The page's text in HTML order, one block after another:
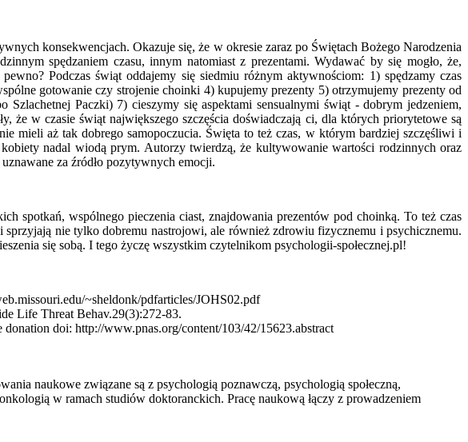
konsekwencjach. Okazuje się, że w okresie zaraz po Świętach Bożego Narodzenia
spędzaniem czasu, innym natomiast z prezentami. Wydawać by się mogło, że,
Podczas świąt oddajemy się siedmiu różnym aktywnościom: 1) spędzamy czas
gotowanie czy strojenie choinki 4) kupujemy prezenty 5) otrzymujemy prezenty od
Szlachetnej Paczki) 7) cieszymy się aspektami sensualnymi świąt - dobrym jedzeniem,
że w czasie świąt największego szczęścia doświadczają ci, dla których priorytetowe są
mieli aż tak dobrego samopoczucia. Święta to też czas, w którym bardziej szczęśliwi i
nadal wiodą prym. Autorzy twierdzą, że kultywowanie wartości rodzinnych oraz
za źródło pozytywnych emocji.
spotkań, wspólnego pieczenia ciast, znajdowania prezentów pod choinką. To też czas
nie tylko dobremu nastrojowi, ale również zdrowiu fizycznemu i psychicznemu.
się sobą. I tego życzę wszystkim czytelnikom psychologii-społecznej.pl!
~sheldonk/pdfarticles/JOHS02.pdf
Life Threat Behav.29(3):272-83.
doi: http://www.pnas.org/content/103/42/15623.abstract
naukowe związane są z psychologią poznawczą, psychologią społeczną,
w ramach studiów doktoranckich. Pracę naukową łączy z prowadzeniem